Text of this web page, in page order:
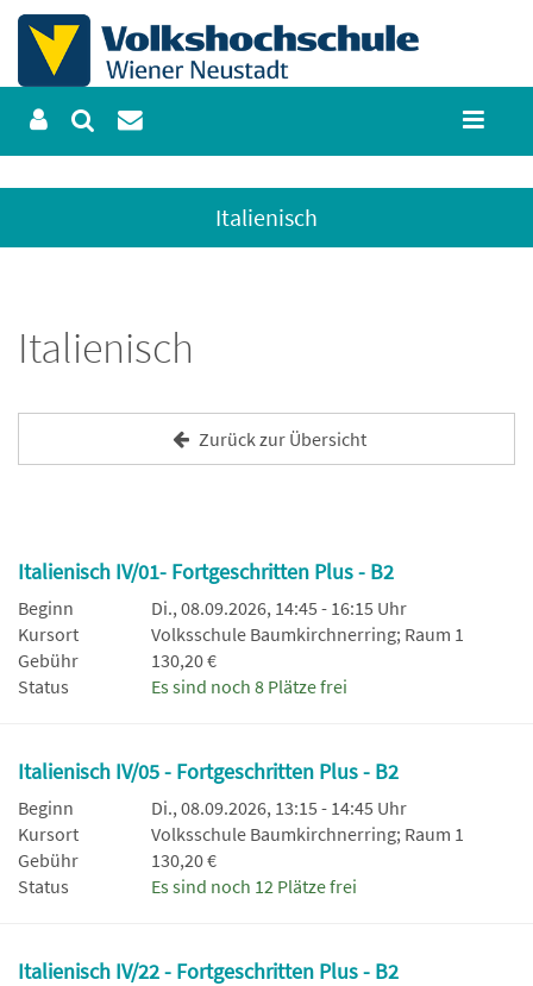
Italienisch
Italienisch
Zurück zur Übersicht
Italienisch IV/01- Fortgeschritten Plus - B2
Beginn
Di., 08.09.2026, 14:45 - 16:15 Uhr
Kursort
Volksschule Baumkirchnerring; Raum 1
Gebühr
130,20 €
Status
Es sind noch 8 Plätze frei
Italienisch IV/05 - Fortgeschritten Plus - B2
Beginn
Di., 08.09.2026, 13:15 - 14:45 Uhr
Kursort
Volksschule Baumkirchnerring; Raum 1
Gebühr
130,20 €
Status
Es sind noch 12 Plätze frei
Italienisch IV/22 - Fortgeschritten Plus - B2